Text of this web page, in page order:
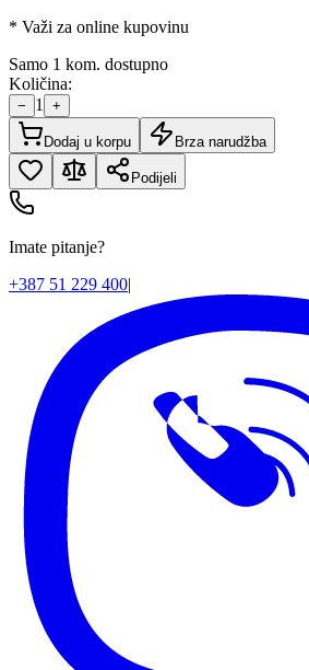
* Važi za online kupovinu
Samo 1 kom. dostupno
Količina:
− 1 +
Dodaj u korpu Brza narudžba
Podijeli
Imate pitanje?
+387 51 229 400|